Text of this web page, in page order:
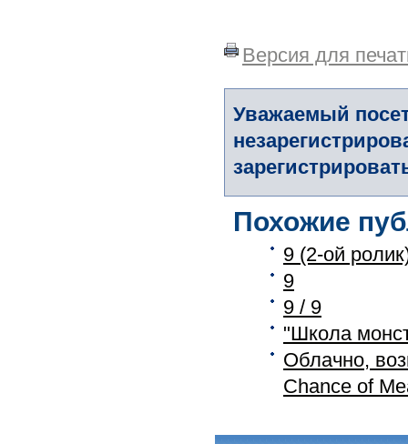
Версия для
Уважаемый
Похожие
9 (2-ой
9
9 / 9
"Школа
Облачно,
Chance of